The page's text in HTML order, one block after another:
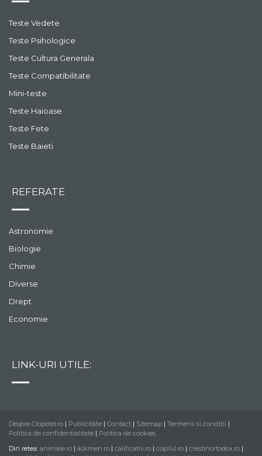
Teste Vedete
Teste Psihologice
Teste Cultura Generala
Teste Compatibilitate
Mini-teste
Teste Haioase
Teste Fete
Teste Baieti
REFERATE
Astronomie
Biologie
Chimie
Diverse
Drept
Economie
LINK-URI UTILE:
Despre Clopotel.ro | Publicitate | Contact | Sitemap | Termenii si conditii |
Politica de confidentialitate | Politica de cookies
Din retea: animale.ro | askmen.ro | calificativ.ro | copilul.ro | crestinortodox.ro |